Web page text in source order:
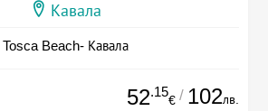
Кавала
Tosca Beach- Кавала
52.15
€ / 102лв.